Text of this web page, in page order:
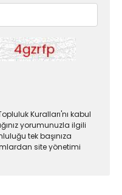
Kuralları'nı kabul
yorumunuzla ilgili
tek başınıza
site yönetimi